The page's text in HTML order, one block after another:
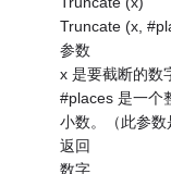
Truncate (x,
参数
x 是要截断的数
#places 是一个
小数。（此参数
返回
数字